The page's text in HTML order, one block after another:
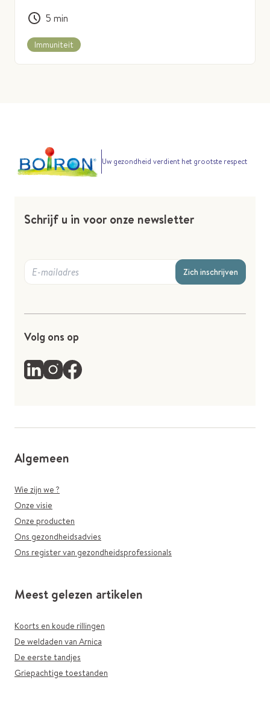
5 min
Immuniteit
Uw gezondheid verdient het grootste respect
Schrijf u in voor onze newsletter
Zich inschrijven
Volg ons op
Algemeen
Wie zijn we ?
Onze visie
Onze producten
Ons gezondheidsadvies
Ons register van gezondheidsprofessionals
Meest gelezen artikelen
Koorts en koude rillingen
De weldaden van Arnica
De eerste tandjes
Griepachtige toestanden